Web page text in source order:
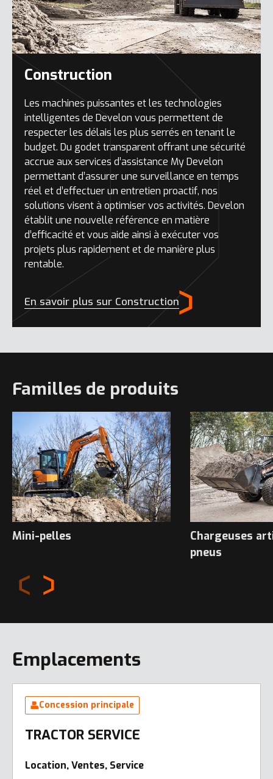
Construction
Les machines puissantes et les technologies
intelligentes de Develon vous permettent de
respecter les délais les plus serrés en tenant le
budget. Du godet transparent offrant une sécurité
accrue aux services d’assistance My Develon
permettant d’assurer une surveillance en temps
réel et d’effectuer un entretien proactif, nos
solutions visent à optimiser vos activités. Develon
établit une nouvelle référence en matière
d’efficacité et vous aide ainsi à exécuter vos
projets plus rapidement et de manière plus
rentable.
En savoir plus sur Construction
Familles de produits
Mini-pelles
Chargeuses
pneus
Emplacements
Concession principale
TRACTOR SERVICE
Location, Ventes, Service